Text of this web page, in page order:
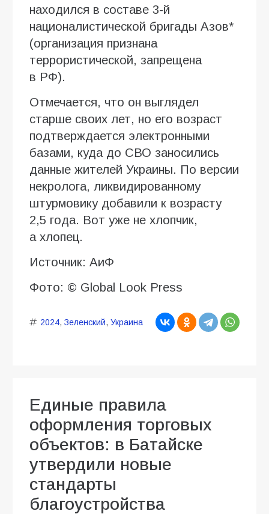
находился в составе 3-й
националистической бригады Азов*
(организация признана
террористической, запрещена
в РФ).
Отмечается, что он выглядел
старше своих лет, но его возраст
подтверждается электронными
базами, куда до СВО заносились
данные жителей Украины. По версии
некролога, ликвидированному
штурмовику добавили к возрасту
2,5 года. Вот уже не хлопчик,
а хлопец.
Источник: АиФ
Фото: © Global Look Press
2024, Зеленский, Украина
Единые правила
оформления торговых
объектов: в Батайске
утвердили новые
стандарты
благоустройства